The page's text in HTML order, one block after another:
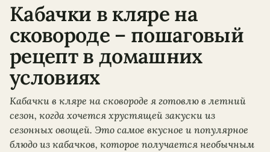
Кабачки в кляре на
сковороде – пошаговый
рецепт в домашних
условиях
Кабачки в кляре на сковороде я готовлю в летний
сезон, когда хочется хрустящей закуски из
сезонных овощей. Это самое вкусное и популярное
блюдо из кабачков, которое получается необычным